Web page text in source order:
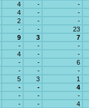
4 -
-
4 -
-
2 -
-
- -
23
9 3
7
- -
-
4 -
-
- -
6
- -
-
5 3
1
- -
4
- -
-
- -
4